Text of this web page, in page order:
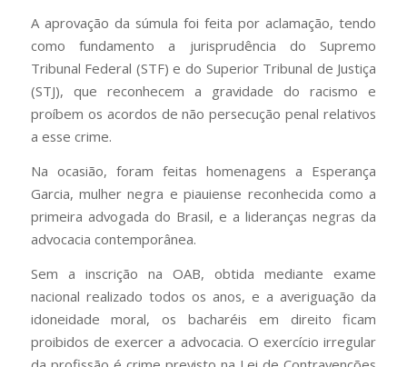
A aprovação da súmula foi feita por aclamação, tendo
como fundamento a jurisprudência do Supremo
Tribunal Federal (STF) e do Superior Tribunal de Justiça
(STJ), que reconhecem a gravidade do racismo e
proíbem os acordos de não persecução penal relativos
a esse crime.
Na ocasião, foram feitas homenagens a Esperança
Garcia, mulher negra e piauiense reconhecida como a
primeira advogada do Brasil, e a lideranças negras da
advocacia contemporânea.
Sem a inscrição na OAB, obtida mediante exame
nacional realizado todos os anos, e a averiguação da
idoneidade moral, os bacharéis em direito ficam
proibidos de exercer a advocacia. O exercício irregular